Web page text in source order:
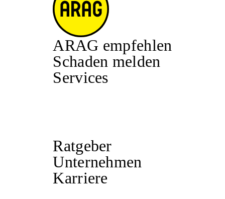
ARAG empfehlen
Schaden melden
Services
Ratgeber
Unternehmen
Karriere